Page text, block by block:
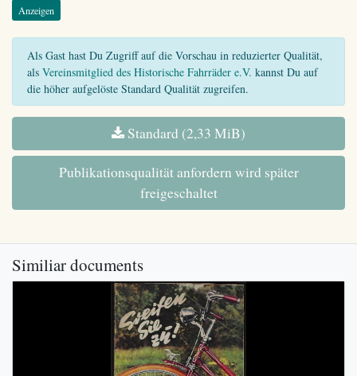
Anzeigen
Als Gast hast Du Zugriff auf die Vorschau in reduzierter Qualität,
als Vereinsmitglied des Historische Fahrräder e.V. kannst Du auf
die höher aufgelöste Standard Qualität zugreifen.
Standard (2,33 MiB)
Publikationsqualität anfordern wird später
freigeschaltet
Similiar documents